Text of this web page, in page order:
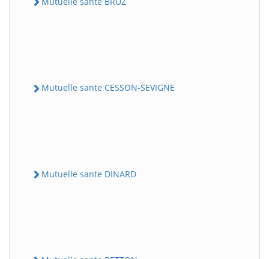
Mutuelle sante CESSON-SEVIGNE
Mutuelle sante DINARD